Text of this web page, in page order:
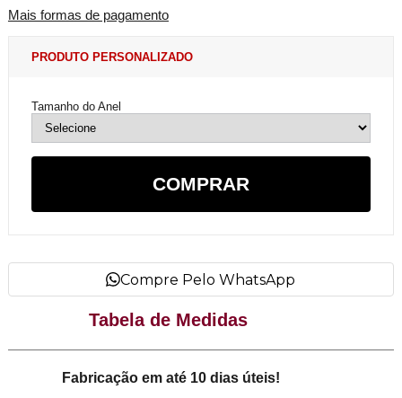
Mais formas de pagamento
PRODUTO PERSONALIZADO
Tamanho do Anel
COMPRAR
Compre Pelo WhatsApp
Tabela de Medidas
Fabricação em até 10 dias úteis!